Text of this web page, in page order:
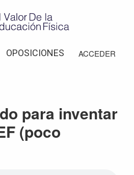
OPOSICIONES ACCEDER
para inventar
(poco